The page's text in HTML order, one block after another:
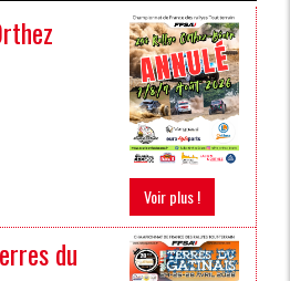
Voir plus !
du